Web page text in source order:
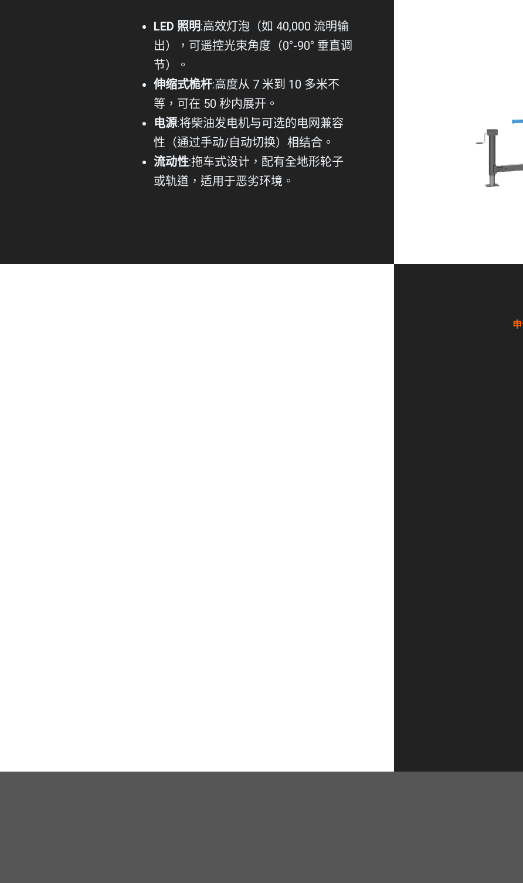
LED 照明:高效灯泡（如 40,000 流明输
出），可遥控光束角度（0°-90° 垂直调
节）。
伸缩式桅杆:高度从 7 米到 10 多米不
等，可在 50 秒内展开。
电源:将柴油发电机与可选的电网兼容
性（通过手动/自动切换）相结合。
流动性:拖车式设计，配有全地形轮子
或轨道，适用于恶劣环境。